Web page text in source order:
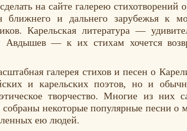
на сайте галерею
ближнего и дальнего зарубежья к
Карельская литература —
— к их стихам хочется
галерея стихов и песен о
и карельских поэтов, но и
творчество. Многие из них
собраны некоторые популярные песни
ею людей.